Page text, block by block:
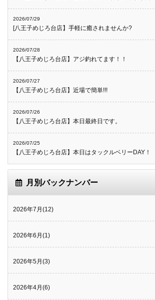
2026/07/29
[八王子めじろ台店】手軽に癒されませんか?
2026/07/28
【八王子めじろ台店】アジ釣れてます！！
2026/07/27
【八王子めじろ台店】近場で簡単!!!
2026/07/26
【八王子めじろ台店】本日最終日です。
2026/07/25
【八王子めじろ台店】本日はタックルベリーDAY！
月別バックナンバー
2026年7月(12)
2026年6月(1)
2026年5月(3)
2026年4月(6)